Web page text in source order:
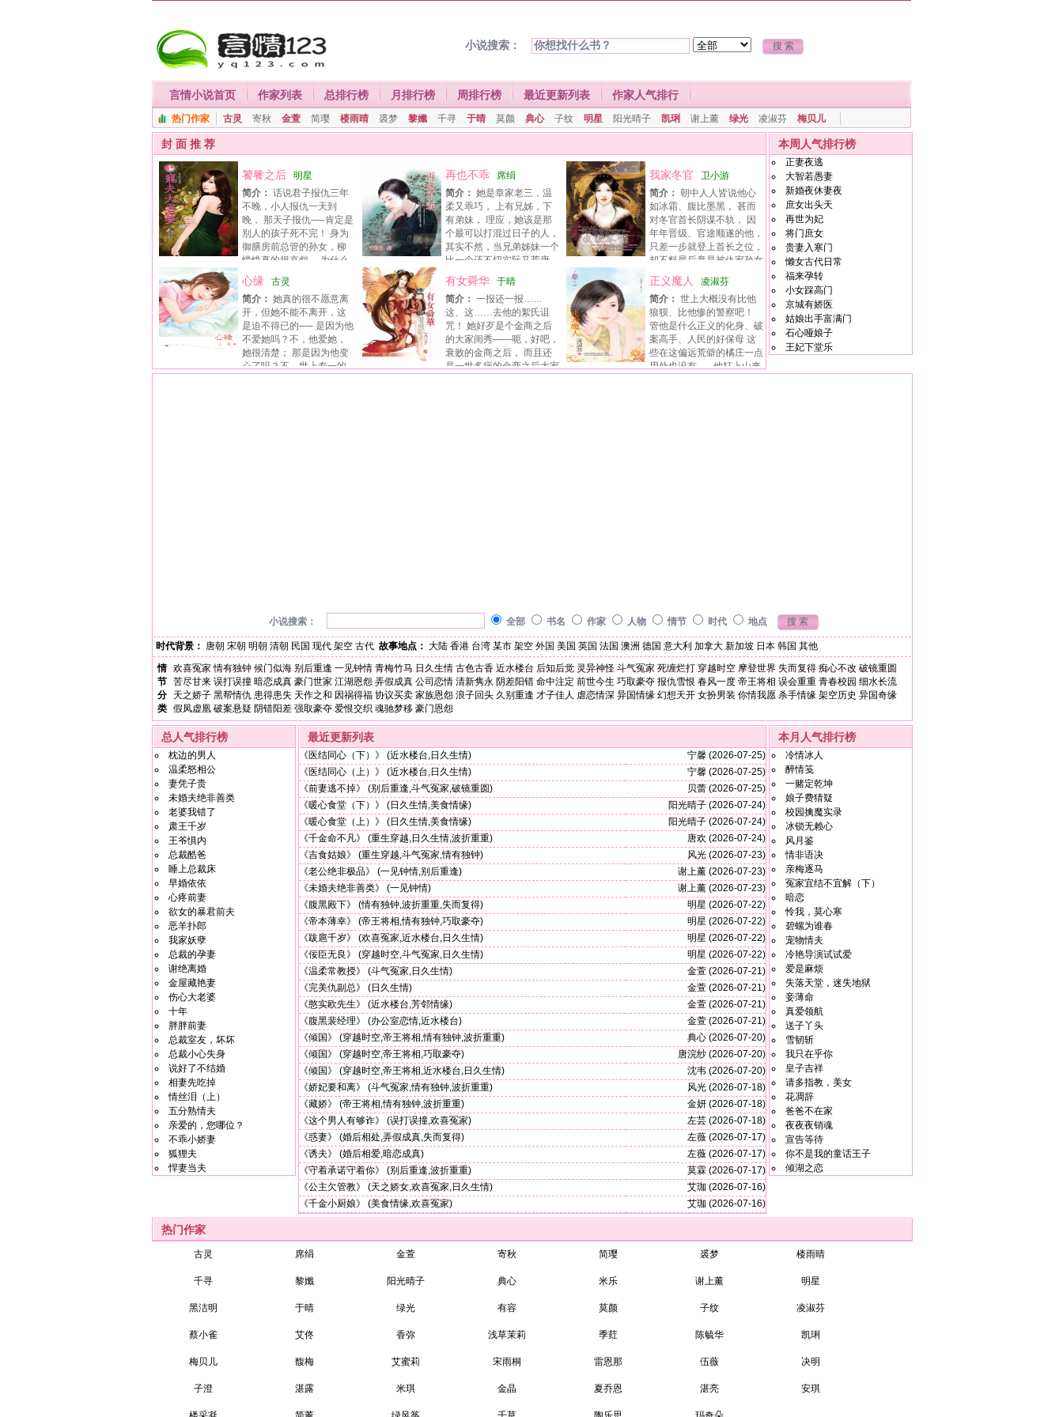
小说搜索：
言情小说首页 作家列表 总排行榜 月排行榜 周排行榜 最近更新列表 作家人气排行
热门作家 古灵 寄秋 金萱 简璎 楼雨晴 裘梦 黎孅 千寻 于晴 莫颜 典心 子纹 明星 阳光晴子 凯琍 谢上薰 绿光 凌淑芬 梅贝儿
封 面 推 荐
饕餮之后
明星
简介： 话说君子报仇三年
不晚，小人报仇一天到
晚， 那天子报仇──肯定是
别人的孩子死不完！ 身为
御膳房前总管的孙女，柳
惜惜真的很哀怨， 为什么
要放著肚皮饱饱、脑袋空空的米虫日子不过……
再也不乖
席绢
简介： 她是章家老三，温
柔又乖巧， 上有兄姊，下
有弟妹， 理应，她该是那
个最可以打混过日子的人，
其实不然，当兄弟姊妹一个
比一个还不切实际又荒唐
时， 身为章家老三的她，竟成了家里唯一能信
赖的支柱！ 这到底是好是坏？圣母啊…… 朋友
说，她有个圣母属性， 一家子兄弟姊妹全赖著
她的圣母属性， 毫无愧疚地过著他们不知天高
地厚的富家子生活； 亲朋好友因著她的圣母属
性， 恣意而畅快地予取予求，全然不知客气为
何物！ 啊，原来，是她惯坏了他们呀…… 人生
没有重来这回事， 谁知道，在她结束了四十八
我家冬官
卫小游
简介： 朝中人人皆说他心
如冰霜、腹比墨黑， 甚而
对冬官首长阴谋不轨， 因
年年晋级、官途顺遂的他，
只差一步就登上首长之位，
却不料最后竟是被仇家孙女
抢去。 又说新任首长多年前曾以公文对他传
情， 让他成为朝臣口中笑柄，因而怀恨在心。
传言种种，种种传言，虽使他名声发臭，他却越
是欢喜。 何故？盖因如此臭名对他稳坐冬官府
一人之下、 众人之上的位置很有帮助。 或许，
旁人最终仍无法理解 何以年年考核等第拿丙的
她能获陛下封为一府之长， 反之年年拿甲的他
却“屈居”为副； 唯有他知道事实的真相是……
心缘
古灵
简介： 她真的很不愿意离
开，但她不能不离开，这
是迫不得已的── 是因为他
不爱她吗？不，他爱她，
她很清楚； 那是因为他变
心了吗？不，世上专一的
有女舜华
于晴
简介： 一报还一报……
这、这……去他的絮氏诅
咒！ 她好歹是个金商之后
的大家闺秀——呃，好吧，
衰败的金商之后， 而且还
是一世多病的金商之后大家
正义魔人
凌淑芬
简介： 世上大概没有比他
狼狈、比他惨的警察吧！
管他是什么正义的化身、破
案高手、人民的好保母 这
些在这偏远荒僻的橘庄一点
用处也没有── 他打上山来
本周人气排行榜
正妻夜逃
大智若愚妻
新婚夜休妻夜
庶女出头天
再世为妃
将门庶女
贵妻入寒门
懒女古代日常
福来孕转
小女踩高门
京城有娇医
姑娘出手富满门
石心哑娘子
王妃下堂乐
小说搜索： 全部 书名 作家 人物 情节 时代 地点
时代背景： 唐朝 宋朝 明朝 清朝 民国 现代 架空 古代 故事地点： 大陆 香港 台湾 某市 架空 外国 美国 英国 法国 澳洲 德国 意大利 加拿大 新加坡 日本 韩国 其他
情
节
分
类
欢喜冤家 情有独钟 候门似海 别后重逢 一见钟情 青梅竹马 日久生情 古色古香 近水楼台 后知后觉 灵异神怪 斗气冤家 死缠烂打 穿越时空 摩登世界 失而复得 痴心不改 破镜重圆
苦尽甘来 误打误撞 暗恋成真 豪门世家 江湖恩怨 弄假成真 公司恋情 清新隽永 阴差阳错 命中注定 前世今生 巧取豪夺 报仇雪恨 春风一度 帝王将相 误会重重 青春校园 细水长流
天之娇子 黑帮情仇 患得患失 天作之和 因祸得福 协议买卖 家族恩怨 浪子回头 久别重逢 才子佳人 虐恋情深 异国情缘 幻想天开 女扮男装 你情我愿 杀手情缘 架空历史 异国奇缘
假凤虚凰 破案悬疑 阴错阳差 强取豪夺 爱恨交织 魂驰梦移 豪门恩怨
总人气排行榜
枕边的男人
温柔怒相公
妻凭子贵
未婚夫绝非善类
老婆我错了
肃王千岁
王爷惧内
总裁酷爸
睡上总裁床
早婚依依
心疼前妻
欲女的暴君前夫
恶羊扑郎
我家妖孽
总裁的孕妻
谢绝离婚
金屋藏艳妻
伤心大老婆
十年
胖胖前妻
总裁室友，坏坏
总裁小心失身
说好了不结婚
相妻先吃掉
情丝泪（上）
五分熟情夫
亲爱的，您哪位？
不乖小娇妻
狐狸夫
悍妻当夫
最近更新列表
《医结同心（下）》 (近水楼台,日久生情) 宁馨 (2026-07-25)
《医结同心（上）》
(近水楼台,日久生情) 宁馨 (2026-07-25)
《前妻逃不掉》
(别后重逢,斗气冤家,破镜重圆) 贝蕾 (2026-07-25)
《暖心食堂（下）》
(日久生情,美食情缘) 阳光晴子 (2026-07-24)
《暖心食堂（上）》
(日久生情,美食情缘) 阳光晴子 (2026-07-24)
《千金命不凡》
(重生穿越,日久生情,波折重重) 唐欢 (2026-07-24)
《吉食姑娘》
(重生穿越,斗气冤家,情有独钟) 风光 (2026-07-23)
《老公绝非极品》
(一见钟情,别后重逢) 谢上薰 (2026-07-23)
《未婚夫绝非善类》
(一见钟情) 谢上薰 (2026-07-23)
《腹黑殿下》
(情有独钟,波折重重,失而复得) 明星 (2026-07-22)
《帝本薄幸》
(帝王将相,情有独钟,巧取豪夺) 明星 (2026-07-22)
《跋扈千岁》
(欢喜冤家,近水楼台,日久生情) 明星 (2026-07-22)
《佞臣无良》
(穿越时空,斗气冤家,日久生情) 明星 (2026-07-22)
《温柔常教授》
(斗气冤家,日久生情) 金萱 (2026-07-21)
《完美仇副总》
(日久生情) 金萱 (2026-07-21)
《憨实欧先生》
(近水楼台,芳邻情缘) 金萱 (2026-07-21)
《腹黑裴经理》
(办公室恋情,近水楼台) 金萱 (2026-07-21)
《倾国》
(穿越时空,帝王将相,情有独钟,波折重重) 典心 (2026-07-20)
《倾国》
(穿越时空,帝王将相,巧取豪夺) 唐浣纱 (2026-07-20)
《倾国》
(穿越时空,帝王将相,近水楼台,日久生情) 沈韦 (2026-07-20)
《娇妃要和离》
(斗气冤家,情有独钟,波折重重) 风光 (2026-07-18)
《藏娇》
(帝王将相,情有独钟,波折重重) 金妍 (2026-07-18)
《这个男人有够诈》
(误打误撞,欢喜冤家) 左芸 (2026-07-18)
《惑妻》
(婚后相处,弄假成真,失而复得) 左薇 (2026-07-17)
《诱夫》
(婚后相爱,暗恋成真) 左薇 (2026-07-17)
《守着承诺守着你》
(别后重逢,波折重重) 莫霖 (2026-07-17)
《公主欠管教》
(天之娇女,欢喜冤家,日久生情) 艾珈 (2026-07-16)
《千金小厨娘》
(美食情缘,欢喜冤家) 艾珈 (2026-07-16)
本月人气排行榜
冷情冰人
醉情笺
一赌定乾坤
娘子费猜疑
校园擒魔实录
冰锁无赖心
风月鉴
情非语决
亲梅逐马
冤家宜结不宜解（下）
暗恋
怜我，莫心寒
碧螺为谁春
宠物情夫
冷艳导演试试爱
爱是麻烦
失落天堂，迷失地狱
妾薄命
真爱领航
送子丫头
雪韧斩
我只在乎你
皇子吉祥
请多指教，美女
花凋辞
爸爸不在家
夜夜夜销魂
宣告等待
你不是我的童话王子
倾湖之恋
热门作家
古灵 席绢 金萱 寄秋 简璎 裘梦 楼雨晴
千寻 黎孅 阳光晴子 典心 米乐 谢上薰 明星
黑洁明 于晴 绿光 有容 莫颜 子纹 凌淑芬
蔡小雀 艾佟 香弥 浅草茉莉 季荭 陈毓华 凯琍
梅贝儿 馥梅 艾蜜莉 宋雨桐 雷恩那 伍薇 决明
子澄 湛露 米琪 金晶 夏乔恩 湛亮 安琪